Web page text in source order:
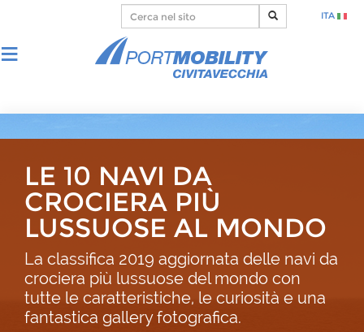
ITA
LE 10 NAVI DA
CROCIERA PIÙ
LUSSUOSE AL MONDO
La classifica 2019 aggiornata delle navi da
crociera più lussuose del mondo con
tutte le caratteristiche, le curiosità e una
fantastica gallery fotografica.